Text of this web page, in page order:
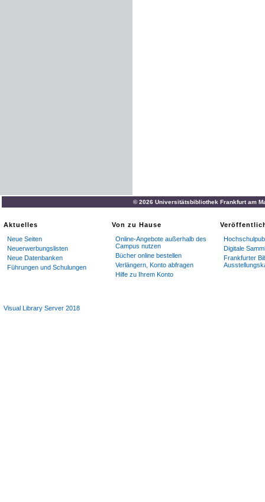
© 2026 Universitätsbibliothek Frankfurt am
Aktuelles
Neue Seiten
Neuerwerbungslisten
Neue Datenbanken
Führungen und Schulungen
Von zu Hause
Online-Angebote außerhalb des
Campus nutzen
Bücher online bestellen
Verlängern, Konto abfragen
Hilfe zu Ihrem Konto
Digitale
Frankfurter
Visual Library Server 2018